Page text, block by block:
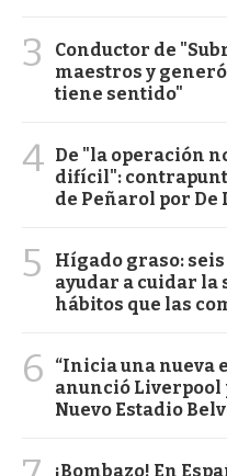
3
Conductor de
maestros y
tiene sentido"
4 De "la operación
difícil":
de Peñarol por De
5
Hígado graso:
ayudar a cuidar la
hábitos que las
6
“Inicia una nueva
anunció Liverpool
Nuevo Estadio
¡Bombazo! En